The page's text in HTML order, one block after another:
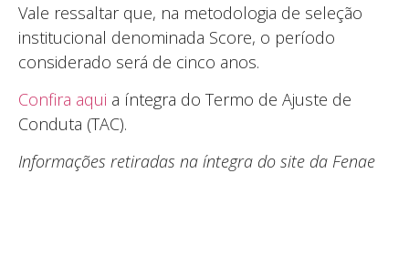
Vale ressaltar que, na metodologia de seleção
institucional denominada Score, o período
considerado será de cinco anos.
Confira aqui a íntegra do Termo de Ajuste de
Conduta (TAC).
Informações retiradas na íntegra do site da Fenae